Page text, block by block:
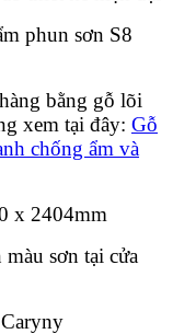
phun sơn S8
bằng gỗ lõi
xem tại đây: Gỗ
chống ẩm và
x 2404mm
sơn tại cửa